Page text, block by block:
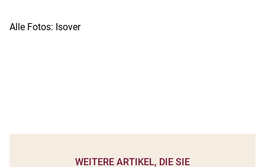
Alle Fotos: Isover
WEITERE ARTIKEL, DIE SIE